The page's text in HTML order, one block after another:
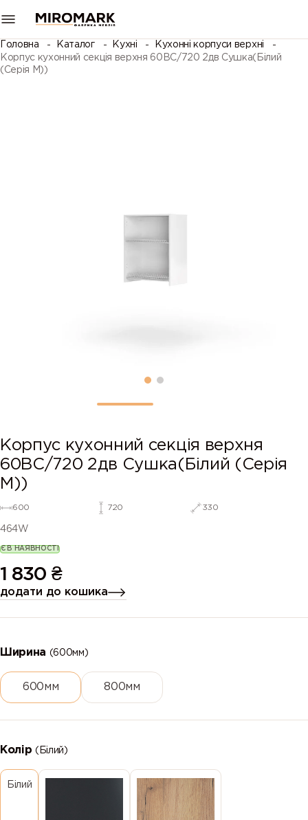
Головна Каталог Кухні
Кухонні корпуси верхні
Корпус кухонний секцiя верхня 60ВС/720 2дв Сушка(Білий
(Серія М))
Корпус кухонний секцiя верхня
60ВС/720 2дв Сушка(Білий (Серія
М))
600 720 330
464W
Є В НАЯВНОСТІ
1 830 ₴
додати до кошика
Ширина (600мм)
600мм 800мм
Колір(Білий)
Білий